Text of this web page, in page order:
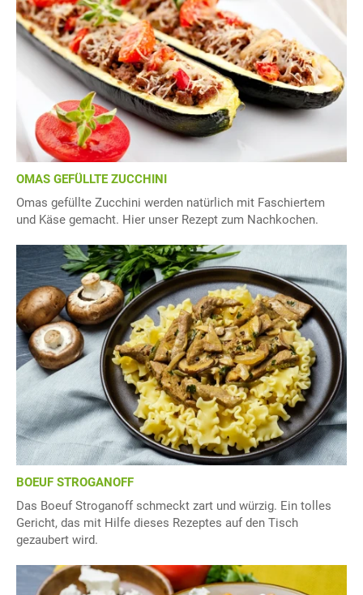
OMAS GEFÜLLTE ZUCCHINI
Omas gefüllte Zucchini werden natürlich mit Faschiertem
und Käse gemacht. Hier unser Rezept zum Nachkochen.
BOEUF STROGANOFF
Das Boeuf Stroganoff schmeckt zart und würzig. Ein tolles
Gericht, das mit Hilfe dieses Rezeptes auf den Tisch
gezaubert wird.